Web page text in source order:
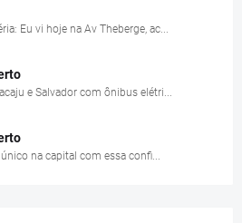
Eu vi hoje na Av Theberge, ac...
e Salvador com ônibus elétri...
na capital com essa confi...